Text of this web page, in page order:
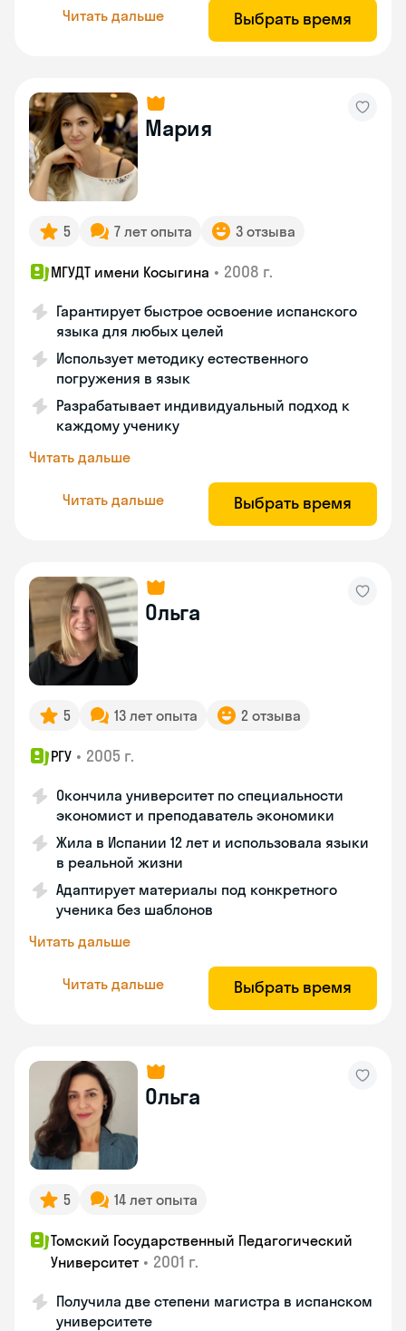
Читать дальше Выбрать время
Мария
5 7 лет опыта 3 отзыва
МГУДТ имени Косыгина • 2008 г.
Гарантирует быстрое освоение испанского
языка для любых целей
Использует методику естественного
погружения в язык
Разрабатывает индивидуальный подход к
каждому ученику
Читать дальше
Читать дальше Выбрать время
Ольга
5 13 лет опыта 2 отзыва
РГУ • 2005 г.
Окончила университет по специальности
экономист и преподаватель экономики
Жила в Испании 12 лет и использовала языки
в реальной жизни
Адаптирует материалы под конкретного
ученика без шаблонов
Читать дальше
Читать дальше Выбрать время
Ольга
5 14 лет опыта
Томский Государственный Педагогический
Университет • 2001 г.
Получила две степени магистра в испанском
университете